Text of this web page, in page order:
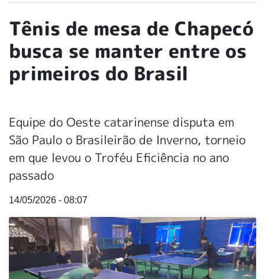
Tênis de mesa de Chapecó
busca se manter entre os
primeiros do Brasil
Equipe do Oeste catarinense disputa em
São Paulo o Brasileirão de Inverno, torneio
em que levou o Troféu Eficiência no ano
passado
14/05/2026 - 08:07